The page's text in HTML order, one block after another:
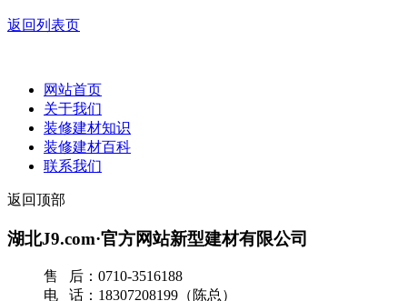
返回列表页
网站首页
关于我们
装修建材知识
装修建材百科
联系我们
返回顶部
湖北J9.com·官方网站新型建材有限公司
售 后：0710-3516188
电 话：18307208199（陈总）